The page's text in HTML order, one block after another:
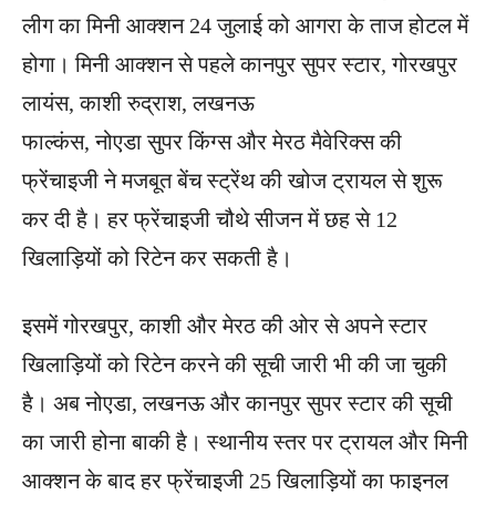
लीग का मिनी आक्शन 24 जुलाई को आगरा के ताज होटल में
होगा। मिनी आक्शन से पहले कानपुर सुपर स्टार, गोरखपुर
लायंस, काशी रुद्राश, लखनऊ
फाल्कंस, नोएडा सुपर किंग्स और मेरठ मैवेरिक्स की
फ्रेंचाइजी ने मजबूत बेंच स्ट्रेंथ की खोज ट्रायल से शुरू
कर दी है। हर फ्रेंचाइजी चौथे सीजन में छह से 12
खिलाड़ियों को रिटेन कर सकती है।
इसमें गोरखपुर, काशी और मेरठ की ओर से अपने स्टार
खिलाड़ियों को रिटेन करने की सूची जारी भी की जा चुकी
है। अब नोएडा, लखनऊ और कानपुर सुपर स्टार की सूची
का जारी होना बाकी है। स्थानीय स्तर पर ट्रायल और मिनी
आक्शन के बाद हर फ्रेंचाइजी 25 खिलाड़ियों का फाइनल